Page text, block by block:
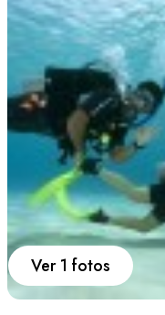
Ayuda
Nosotros
Ver 1 fotos